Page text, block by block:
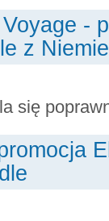
-
z
się